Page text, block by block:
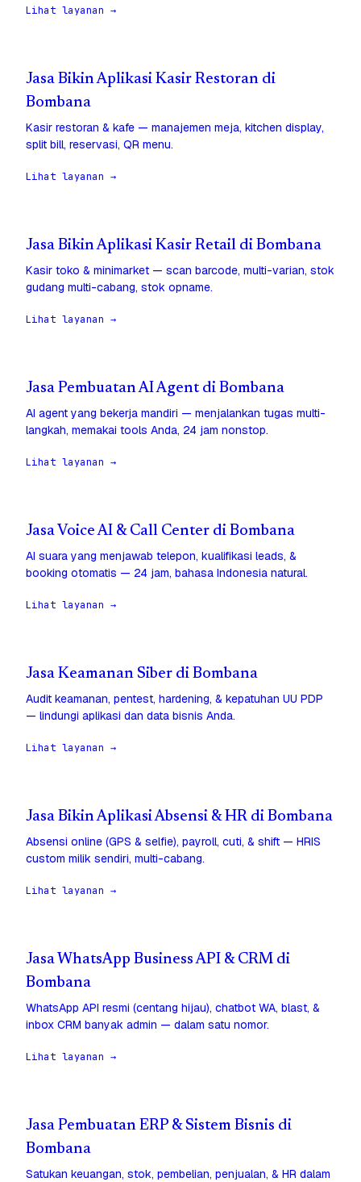
Lihat layanan →
Jasa Bikin Aplikasi Kasir Restoran di
Bombana
Kasir restoran & kafe — manajemen meja, kitchen display,
split bill, reservasi, QR menu.
Lihat layanan →
Jasa Bikin Aplikasi Kasir Retail di Bombana
Kasir toko & minimarket — scan barcode, multi-varian, stok
gudang multi-cabang, stok opname.
Lihat layanan →
Jasa Pembuatan AI Agent di Bombana
AI agent yang bekerja mandiri — menjalankan tugas multi-
langkah, memakai tools Anda, 24 jam nonstop.
Lihat layanan →
Jasa Voice AI & Call Center di Bombana
AI suara yang menjawab telepon, kualifikasi leads, &
booking otomatis — 24 jam, bahasa Indonesia natural.
Lihat layanan →
Jasa Keamanan Siber di Bombana
Audit keamanan, pentest, hardening, & kepatuhan UU PDP
— lindungi aplikasi dan data bisnis Anda.
Lihat layanan →
Jasa Bikin Aplikasi Absensi & HR di Bombana
Absensi online (GPS & selfie), payroll, cuti, & shift — HRIS
custom milik sendiri, multi-cabang.
Lihat layanan →
Jasa WhatsApp Business API & CRM di
Bombana
WhatsApp API resmi (centang hijau), chatbot WA, blast, &
inbox CRM banyak admin — dalam satu nomor.
Lihat layanan →
Jasa Pembuatan ERP & Sistem Bisnis di
Bombana
Satukan keuangan, stok, pembelian, penjualan, & HR dalam